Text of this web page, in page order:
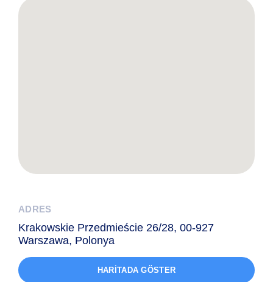
ADRES
Krakowskie Przedmieście 26/28, 00-927
Warszawa, Polonya
HARITADA GÖSTER